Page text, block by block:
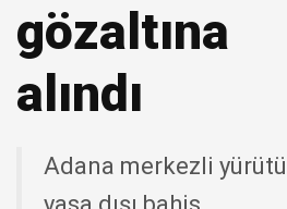
gözaltına
alındı
Adana merkezli